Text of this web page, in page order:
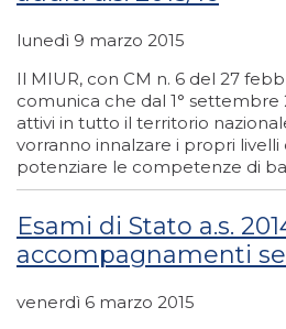
lunedì 9 marzo 2015
Il MIUR, con CM n. 6 del 27
comunica che dal 1° settembre
attivi in tutto il territorio
vorranno innalzare i propri livelli
potenziare le competenze di
Esami di Stato a.s.
accompagnamenti
venerdì 6 marzo 2015